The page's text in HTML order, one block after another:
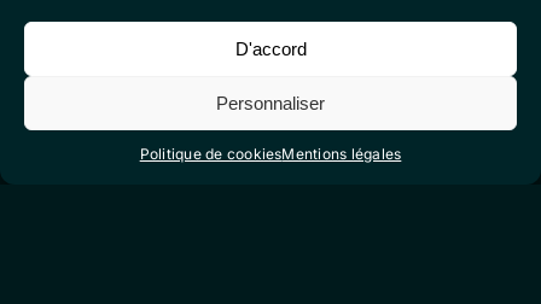
D'accord
Personnaliser
Politique de cookiesMentions légales
politique de cookies (eu)
Suivez-nous sur nos réseaux sociaux